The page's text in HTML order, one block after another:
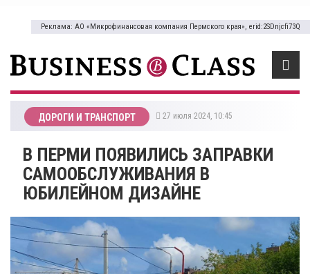
Реклама: АО «Микрофинансовая компания Пермского края», erid:2SDnjcfi73Q
ДОРОГИ И ТРАНСПОРТ 27 июля 2024, 10:45
В ПЕРМИ ПОЯВИЛИСЬ ЗАПРАВКИ
САМООБСЛУЖИВАНИЯ В
ЮБИЛЕЙНОМ ДИЗАЙНЕ